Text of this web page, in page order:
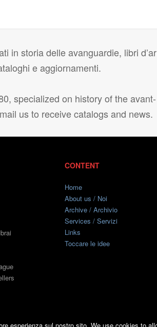
in storia delle avanguardie, libri
e aggiornamenti.
specialized on history of the avant-
us to receive catalogs and news.
CONTENT
Home
About us / Noi
Archive / Archivio
Services / Servizi
Links
Toccare le idee